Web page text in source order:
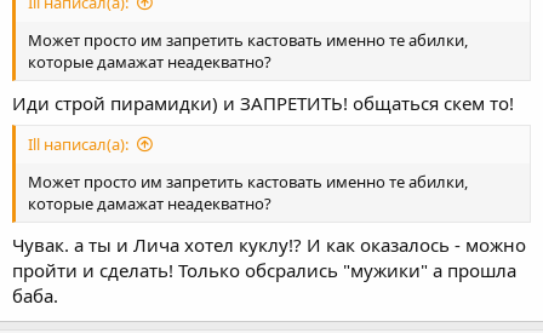
Может просто им запретить кастовать именно те абилки,
которые дамажат неадекватно?
Иди строй пирамидки) и ЗАПРЕТИТЬ! общаться скем то!
Ill написал(а):
Может просто им запретить кастовать именно те абилки,
которые дамажат неадекватно?
Чувак. а ты и Лича хотел куклу!? И как оказалось - можно
пройти и сделать! Только обсрались "мужики" а прошла
баба.